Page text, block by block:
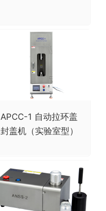
APCC-1 自动拉环盖
封盖机（实验室型）